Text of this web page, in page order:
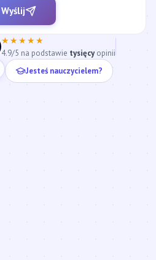
Wyślij
★★★★★
4.9/5 na podstawie tysięcyopinii
Jesteś nauczycielem?